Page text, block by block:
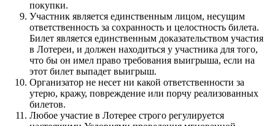
покупки.
Участник является единственным лицом, несущим
ответственность за сохранность и целостность билета.
Билет является единственным доказательством участия
в Лотереи, и должен находиться у участника для того,
что бы он имел право требования выигрыша, если на
этот билет выпадет выигрыш.
Организатор не несет ни какой ответственности за
утерю, кражу, повреждение или порчу реализованных
билетов.
Любое участие в Лотерее строго регулируется